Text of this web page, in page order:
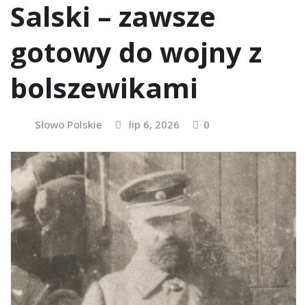
Salski – zawsze
gotowy do wojny z
bolszewikami
Słowo Polskie lip 6, 2026 0